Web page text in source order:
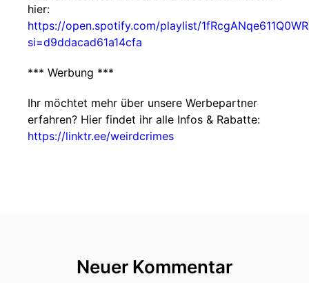
hier:
https://open.spotify.com/playlist/
si=d9ddacad61a14cfa
*** Werbung ***
Ihr möchtet mehr über unsere Werbepartner
erfahren? Hier findet ihr alle Infos & Rabatte:
https://linktr.ee/weirdcrimes
Neuer Kommentar